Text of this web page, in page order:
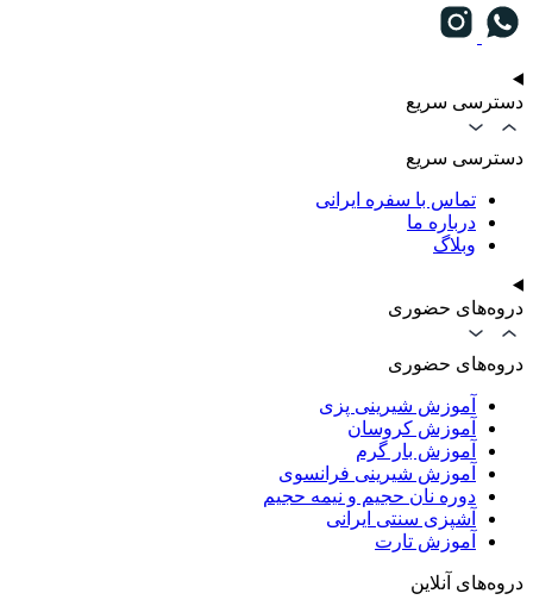
دسترسی سریع
دسترسی سریع
تماس با سفره ایرانی
درباره ما
وبلاگ
دروه‌های حضوری
دروه‌های حضوری
آموزش شیرینی پزی
آموزش کروسان
آموزش بار گرم
آموزش شیرینی فرانسوی
دوره نان حجیم و نیمه حجیم
آشپزی سنتی ایرانی
آموزش تارت
دروه‌های آنلاین